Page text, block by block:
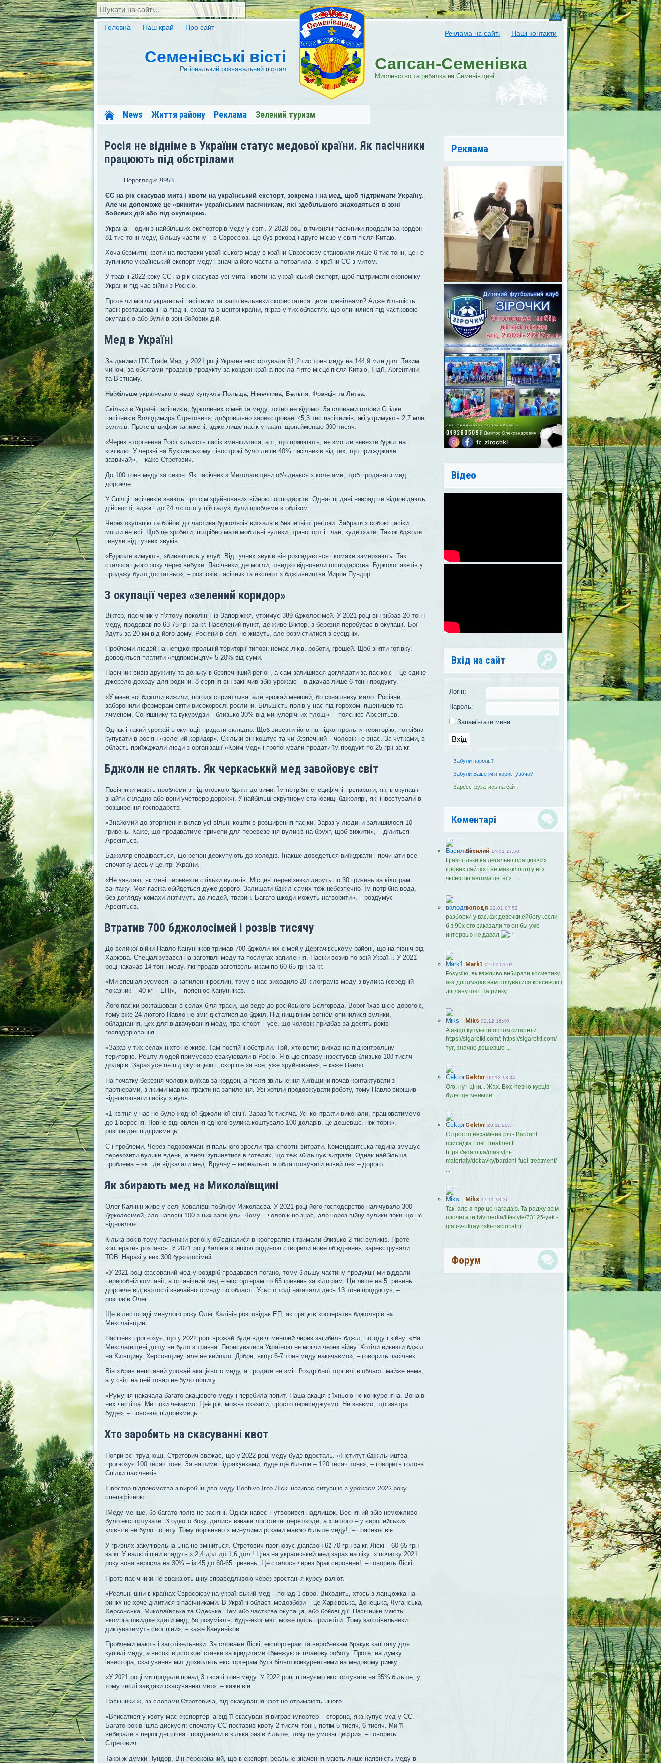
УКР
Головна Наш край Про сайт
Семенівські вісті
Регіональний розважальний портал
Реклама на сайті Наші контакти
Сапсан-Семенівка
Мисливство та рибалка на Семенівщині
News Життя району Реклама
Зелений туризм
Росія не відніме в України статус медової країни. Як пасічники
працюють під обстрілами
Перегляди: 9953
ЄС на рік скасував мита і квоти на український експорт, зокрема і на мед, щоб підтримати Україну.
Але чи допоможе це «вижити» українським пасічникам, які здебільшого знаходяться в зоні
бойових дій або під окупацією.
Україна – один з найбільших експортерів меду у світі. У 2020 році вітчизняні пасічники продали за кордон
81 тис тонн меду, більшу частину – в Євросоюз. Це був рекорд і друге місце у світі після Китаю.
Хоча безмитні квоти на поставки українського меду в країни Євросоюзу становили лише 6 тис тонн, це не
зупинило український експорт меду і значна його частина потрапила в країни ЄС з митом.
У травні 2022 року ЄС на рік скасував усі мита і квоти на український експорт, щоб підтримати економіку
України під час війни з Росією.
Проте чи могли українські пасічники та заготівельники скористатися цими привілеями? Адже більшість
пасік розташовані на півдні, сході та в центрі країни, якраз у тих областях, що опинилися під частковою
окупацією або були в зоні бойових дій.
Мед в Україні
За даними ITC Trade Map, у 2021 році Україна експортувала 61,2 тис тонн меду на 144,9 млн дол. Таким
чином, за обсягами продажів продукту за кордон країна посіла пʼяте місце після Китаю, Індії, Аргентини
та В’єтнаму.
Найбільше українського меду купують Польща, Німеччина, Бельгія, Франція та Литва.
Скільки в Україні пасічників, бджолиних сімей та меду, точно не відомо. За словами голови Спілки
пасічників Володимира Стретовича, добровільно зареєстровані 45,3 тис пасічників, які утримують 2,7 млн
вуликів. Проте ці цифри занижені, адже лише пасік у країні щонайменше 300 тисяч.
«Через вторгнення Росії кількість пасік зменшилася, а ті, що працюють, не змогли вивезти бджіл на
кочівлю. У червні на Букринському півострові було лише 40% пасічників від тих, що приїжджали
зазвичай», – каже Стретович.
До 100 тонн меду за сезон. Як пасічник з Миколаївщини об’єднався з колегами, щоб продавати мед
дорожче
У Спілці пасічників знають про сім зруйнованих війною господарств. Однак ці дані навряд чи відповідають
дійсності, адже і до 24 лютого у цій галузі були проблеми з обліком.
Через окупацію та бойові дії частина бджолярів виїхала в безпечніші регіони. Забрати з собою пасіки
могли не всі. Щоб це зробити, потрібно мати мобільні вулики, транспорт і план, куди їхати. Також бджоли
гинули від гучних звуків.
«Бджоли зимують, збиваючись у клуб. Від гучних звуків він розпадається і комахи замерзають. Так
сталося цього року через вибухи. Пасічники, де могли, швидко відновили господарства. Бджолопакетів у
продажу було достатньо», – розповів пасічник та експерт з бджільництва Мирон Пундор.
З окупації через «зелений коридор»
Віктор, пасічник у п’ятому поколінні із Запоріжжя, утримує 389 бджолосімей. У 2021 році він зібрав 20 тонн
меду, продавав по 63-75 грн за кг. Населений пункт, де живе Віктор, з березня перебуває в окупації. Бої
йдуть за 20 км від його дому. Росіяни в селі не живуть, але розмістилися в сусідніх.
Проблеми людей на непідконтрольній території типові: немає ліків, роботи, грошей. Щоб зняти готівку,
доводиться платити «підприємцям» 5-20% від суми.
Пасічник вивіз дружину та доньку в безпечніший регіон, а сам залишився доглядати за пасікою – це єдине
джерело доходу для родини. 8 серпня він закінчив збір урожаю – відкачав лише 6 тонн продукту.
«У мене всі бджоли вижили, погода сприятлива, але врожай менший, бо соняшнику мало. Росіяни
заборонили фермерам сіяти високорослі рослини. Більшість полів у нас під горохом, пшеницею та
ячменем. Соняшнику та кукурудзи – близько 30% від минулорічних площ», – пояснює Арсентьєв.
Однак і такий урожай в окупації продати складно. Щоб вивезти його на підконтрольну територію, потрібно
купувати в росіян «зелений коридор». Скільки він коштує та чи безпечний – чоловік не знає. За чутками, в
область приїжджали люди з організації «Крим мед» і пропонували продати їм продукт по 25 грн за кг.
Бджоли не сплять. Як черкаський мед завойовує світ
Пасічники мають проблеми з підготовкою бджіл до зими. Їм потрібні специфічні препарати, які в окупації
знайти складно або вони учетверо дорожчі. У найбільш скрутному становищі бджолярі, які інвестували в
розширення господарств.
«Знайомий до вторгнення вклав усі вільні кошти в розширення пасіки. Зараз у людини залишилося 10
гривень. Каже, що продаватиме причепи для перевезення вуликів на брухт, щоб вижити», – ділиться
Арсентьєв.
Бджоляр сподівається, що регіон деокупують до холодів. Інакше доведеться виїжджати і починати все
спочатку десь у центрі України.
«Не уявляю, як мені перевезти стільки вуликів. Місцеві перевізники деруть по 30 гривень за кілограм
вантажу. Моя пасіка обійдеться дуже дорого. Залишати бджіл самих теж небезпечно. Їм потрібна вода,
без догляду комахи лізтимуть до людей, тварин. Багато шкоди можуть натворити», – роздумує
Арсентьєв.
Втратив 700 бджолосімей і розвів тисячу
До великої війни Павло Канунніков тримав 700 бджолиних сімей у Дергачівському районі, що на північ від
Харкова. Спеціалізувався на заготівлі меду та послугах запилення. Пасіки возив по всій Україні. У 2021
році накачав 14 тонн меду, які продав заготівельникам по 60-65 грн за кг.
«Ми спеціалізуємося на запиленні рослин, тому в нас виходило 20 кілограмів меду з вулика (середній
показник – 40 кг – ЕП)», – пояснює Канунніков.
Його пасіки розташовані в селах біля траси, що веде до російського Бєлгорода. Ворог їхав цією дорогою,
тому вже 24 лютого Павло не зміг дістатися до бджіл. Під нищівним вогнем опинилися вулики,
обладнання, цех для відкачування меду, транспорт – усе, що чоловік придбав за десять років
господарювання.
«Зараз у тих селах ніхто не живе. Там постійні обстріли. Той, хто встиг, виїхав на підконтрольну
територію. Решту людей примусово евакуювали в Росію. Я в цю справу інвестував близько 100 тисяч
доларів. Зараз усе це під окупацією і, скоріше за все, уже зруйноване», – каже Павло.
На початку березня чоловік виїхав за кордон, а після звільнення Київщини почав контактувати з
партнерами, з якими мав контракти на запилення. Усі хотіли продовжувати роботу, тому Павло вирішив
відновлювати пасіку з нуля.
«1 квітня у нас не було жодної бджолиної сім’ї. Зараз їх тисяча. Усі контракти виконали, працюватимемо
до 1 вересня. Повне відновлення одного вулика коштувало 100 доларів, це дешевше, ніж торік», –
розповідає підприємець.
Є і проблеми. Через подорожчання пального зросли транспортні витрати. Комендантська година змушує
перевозити вулики вдень, а вночі зупинятися в готелях, що теж збільшує витрати. Однак найбільша
проблема – як і де відкачати мед. Вручну – нереально, а облаштовувати новий цех – дорого.
Як збирають мед на Миколаївщині
Олег Калінін живе у селі Ковалівці поблизу Миколаєва. У 2021 році його господарство налічувало 300
бджолосімей, але навесні 100 з них загинули. Чому – чоловік не знає, але через війну вулики поки що не
відновлює.
Кілька років тому пасічники регіону об’єдналися в кооператив і тримали близько 2 тис вуликів. Проте
кооператив розпався. У 2021 році Калінін з іншою родиною створили нове об’єднання, зареєстрували
ТОВ. Наразі у них 300 бджолосімей.
«У 2021 році фасований мед у роздріб продавався погано, тому більшу частину продукції ми віддали
переробній компанії, а органічний мед – експортерам по 65 гривень за кілограм. Це лише на 5 гривень
дорожче від вартості звичайного меду по області. Усього тоді накачали десь 13 тонн продукту», –
розповів Олег.
Ще в листопаді минулого року Олег Калінін розповідав ЕП, як працює кооператив бджолярів на
Миколаівщині.
Пасічник прогнозує, що у 2022 році врожай буде вдвічі менший через загибель бджіл, погоду і війну. «На
Миколаївщині дощу не було з травня. Пересуватися Україною не могли через війну. Хотіли вивезти бджіл
на Київщину, Херсонщину, але не вийшло. Добре, якщо 6-7 тонн меду накачаємо», – говорить пасічник.
Він зібрав непоганий урожай акацієвого меду, а продати не зміг. Роздрібної торгівлі в області майже нема,
а у світі на цей товар не було попиту.
«Румунія накачала багато акацієвого меду і перебила попит. Наша акація з їхньою не конкурентна. Вона в
них чистіша. Ми поки чекаємо. Цей рік, можна сказати, просто пересиджуємо. Не знаємо, що завтра
буде», – пояснює підприємець.
Хто заробить на скасуванні квот
Попри всі труднощі, Стретович вважає, що у 2022 році меду буде вдосталь. «Інститут бджільництва
прогнозує 100 тисяч тонн. За нашими підрахунками, буде ще більше – 120 тисяч тонн», – говорить голова
Спілки пасічників.
Інвестор підприємства з виробництва меду Beehive Ігор Ліскі називає ситуацію з урожаєм 2022 року
специфічною.
!Меду менше, бо багато полів не засіяні. Однак навесні утворився надлишок. Весняний збір неможливо
було експортувати. З одного боку, далися взнаки логістичні перешкоди, а з іншого – у європейських
клієнтів не було попиту. Тому порівняно з минулими роками маємо більше меду!, – пояснює він.
У гривнях закупівельна ціна не зміниться. Стретович прогнозує діапазон 62-70 грн за кг, Ліскі – 60-65 грн
за кг. У валюті ціни впадуть з 2,4 дол до 1,6 дол.! Ціна на український мед зараз на піку: з початку 2021
року вона виросла на 30% – із 45 до 60-65 гривень. Це сталося через брак сировини!, – говорить Ліскі.
Проте пасічники не вважають ціну справедливою через зростання курсу валют.
«Реальні ціни в країнах Євросоюзу на український мед – понад 3 євро. Виходить, хтось з ланцюжка на
ринку не хоче ділитися з пасічниками. В Україні області-медозбори – це Харківська, Донецька, Луганська,
Херсонська, Миколаївська та Одеська. Там або часткова окупація, або бойові дії. Пасічники мають
якомога швидше здати мед, бо розуміють: будь-якої миті може щось прилетіти. Тому заготівельники
диктуватимуть свої ціни», – каже Канунніков.
Проблеми мають і заготівельники. За словами Ліскі, експортерам та виробникам бракує капіталу для
купівлі меду, а високі відсоткові ставки за кредитами обмежують планову роботу. Проте, на думку
інвестора, скасування мит дозволить експортерам бути більш конкурентними на медовому ринку.
«У 2021 році ми продали понад 3 тисячі тонн меду. У 2022 році плануємо експортувати на 35% більше, у
тому числі завдяки скасуванню мит», – каже він.
Пасічники ж, за словами Стретовича, від скасування квот не отримають нічого.
«Вписатися у квоту має експортер, а від її скасування виграє імпортер – сторона, яка купує мед у ЄС.
Багато років ішла дискусія: спочатку ЄС поставив квоту 2 тисячі тонн, потім 5 тисяч, 6 тисяч. Ми її
вибирали в перші дні січня і продавали в кілька разів більше, тому це умовні цифри», – говорить
Стретович.
Такої ж думки Пундор. Він переконаний, що в експорті реальне значення мають лише наявність меду в
Реклама
Відео
Вхід на сайт
Логін:
Пароль:
Запам'ятати мене
Забули пароль?
Забули Ваше ім’я користувача?
Зареєструватись на сайті
Коментарі
Василий 14.01 19:58
Граю тільки на легально працюючих
ігрових сайтах і не маю клопоту ні з
чесністю автоматів, ні з ...
володя 12.01 07:52
разборки у вас.как девочки,ейбогу...если
б в 90х его заказали то он бы уже
интервью не давал
Mark1 07.12 01:02
Розумію, як важливо вибирати косметику,
яка допомагає вам почуватися красивою і
доглянутою. На ринку ...
Miks 02.12 16:40
А якщо купувати оптом сигарети
https://sigaretki.com/: https://sigaretki.com/
тут, значно дешевше ...
Gektor 02.12 13:34
Ого. ну і ціни... Жах. Вже певно курців
буде ще меньше.
Gektor 23.11 20:57
Є просто незамінна річ - Bardahl
присадка Fuel Treatment
https://adam.ua/mastylni-
materialy/dobavky/bardahl-fuel-treatment/
...
Miks 17.11 18:36
Так, але я про це нагадаю. Та раджу всім
прочитати lviv.media/lifestyle/73125-yak -
grati-v-ukrayinski-nacionalni ...
Форум